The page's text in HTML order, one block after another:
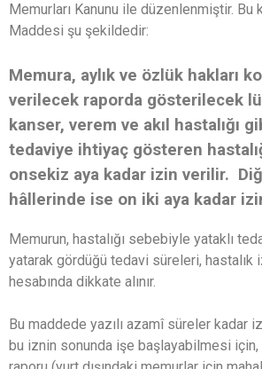
Memurları Kanunu ile düzenlenmiştir. Bu
Maddesi şu şekildedir:
Memura, aylık ve özlük hakları
verilecek raporda gösterilecek
kanser, verem ve akıl hastalığı
tedaviye ihtiyaç gösteren
onsekiz aya kadar izin verilir.
hâllerinde ise on iki aya kadar
Memurun, hastalığı sebebiyle yataklı
yatarak gördüğü tedavi süreleri, hastalık
hesabında dikkate alınır.
Bu maddede yazılı azamî süreler kadar
bu iznin sonunda işe başlayabilmesi